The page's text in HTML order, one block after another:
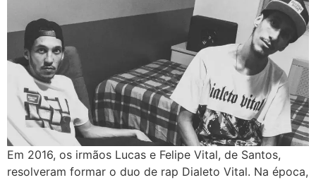
Em 2016, os irmãos Lucas e Felipe Vital, de Santos,
resolveram formar o duo de rap Dialeto Vital. Na época,